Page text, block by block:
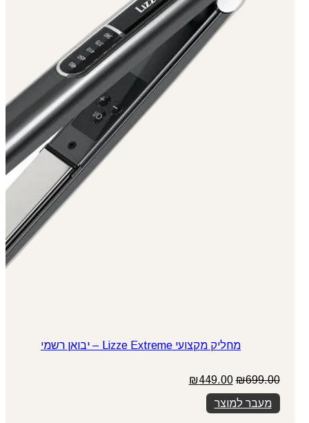
מחליק מקצועי Lizze Extreme – יבואן רשמי
₪699.00
המחיר
המקורי
היה:
₪699.00.
₪449.00
מעבר למוצר